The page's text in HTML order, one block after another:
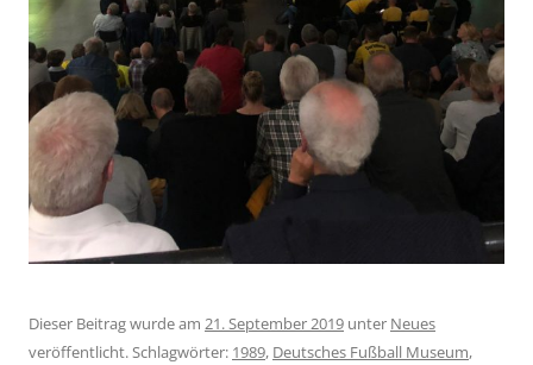
Dieser Beitrag wurde am 21. September 2019 unter Neues
veröffentlicht. Schlagwörter: 1989, Deutsches Fußball Museum,